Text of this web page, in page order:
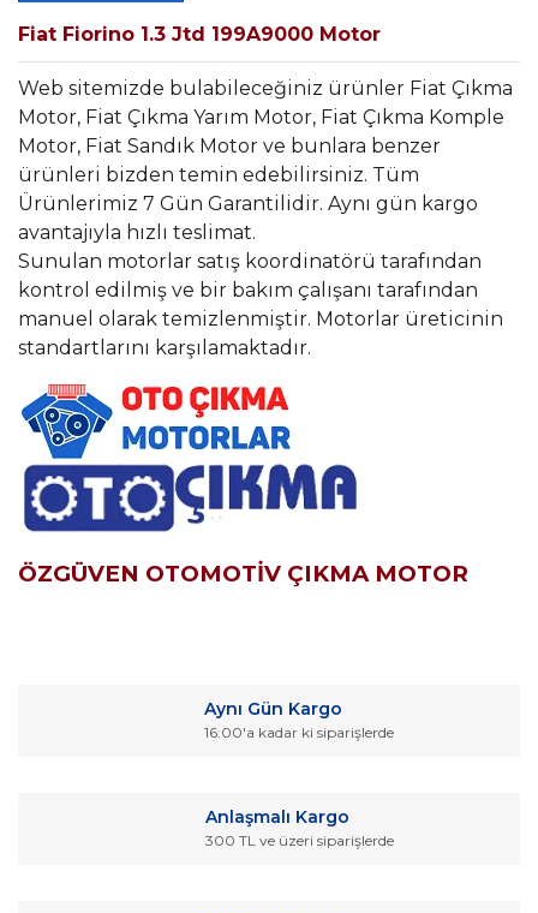
Fiat Fiorino 1.3 Jtd 199A9000 Motor
Web sitemizde bulabileceğiniz ürünler Fiat Çıkma
Motor, Fiat Çıkma Yarım Motor, Fiat Çıkma Komple
Motor, Fiat Sandık Motor ve bunlara benzer
ürünleri bizden temin edebilirsiniz. Tüm
Ürünlerimiz 7 Gün Garantilidir. Aynı gün kargo
avantajıyla hızlı teslimat.
Sunulan motorlar satış koordinatörü tarafından
kontrol edilmiş ve bir bakım çalışanı tarafından
manuel olarak temizlenmiştir. Motorlar üreticinin
standartlarını karşılamaktadır.
ÖZGÜVEN OTOMOTİV ÇIKMA MOTOR
Görüş ve önerileriniz için teşekkür ederiz.
Ürün bilgilerinde hatalar bulunuyor.
Aynı Gün Kargo
16:00'a kadar ki siparişlerde
Anlaşmalı Kargo
300 TL ve üzeri siparişlerde